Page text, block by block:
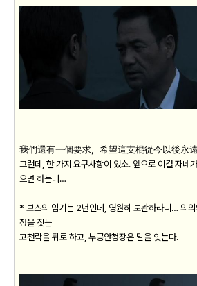
我們還有一個要求，希望這支棍從今以後永遠
그런데, 한 가지 요구사항이 있소. 앞으로 이걸 자네
으면 하는데…
* 보스의 임기는 2년인데, 영원히 보관하라니… 의
정을 짓는
고천락을 뒤로 하고, 부공안청장은 말을 잇는다.